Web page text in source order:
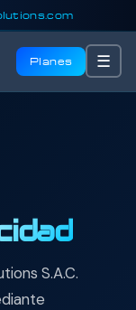
Planes ☰
S.A.C.